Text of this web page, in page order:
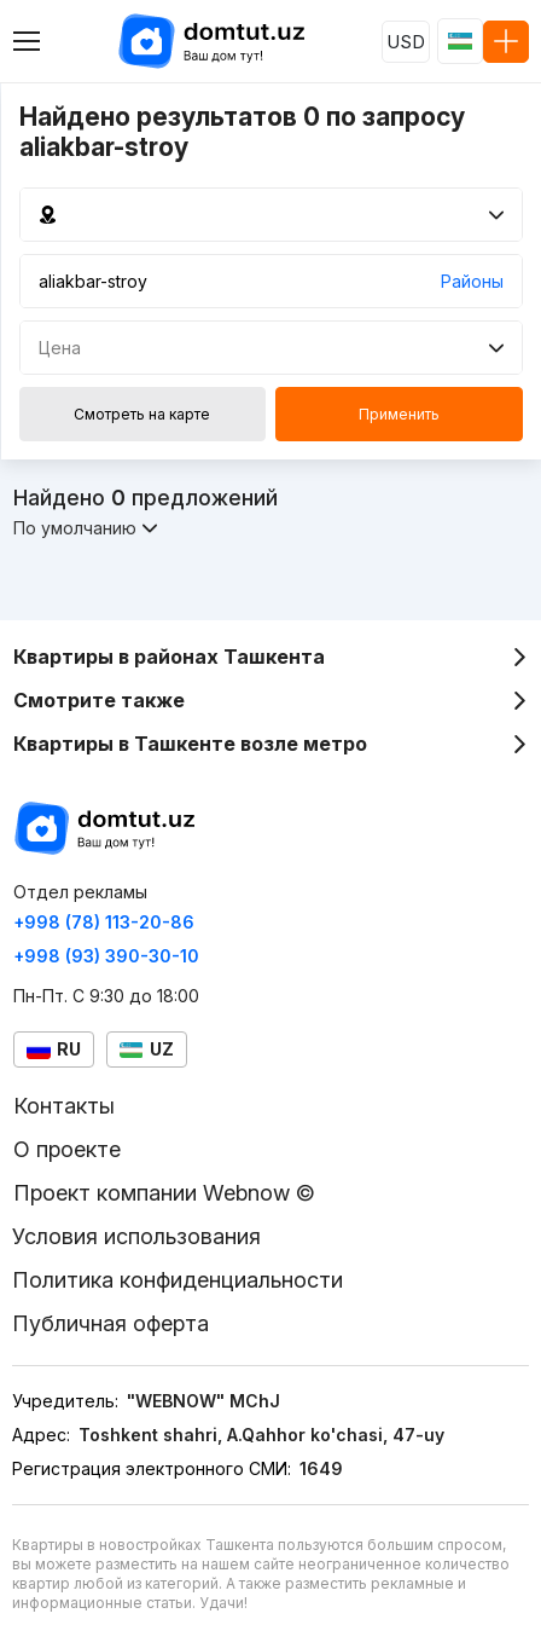
USD
Найдено результатов 0 по запросу
aliakbar-stroy
Районы
Цена
Смотреть на карте Применить
Найдено 0 предложений
По умолчанию
Квартиры в районах Ташкента
Смотрите также
Квартиры в Ташкенте возле метро
Отдел рекламы
+998 (78) 113-20-86
+998 (93) 390-30-10
Пн-Пт. С 9:30 до 18:00
RU UZ
Контакты
О проекте
Проект компании Webnow ©
Условия использования
Политика конфиденциальности
Публичная оферта
Учредитель: "WEBNOW" MChJ
Адрес: Toshkent shahri, A.Qahhor ko'chasi, 47-uy
Регистрация электронного СМИ: 1649
Квартиры в новостройках Ташкента пользуются большим спросом,
вы можете разместить на нашем сайте неограниченное количество
квартир любой из категорий. А также разместить рекламные и
информационные статьи. Удачи!